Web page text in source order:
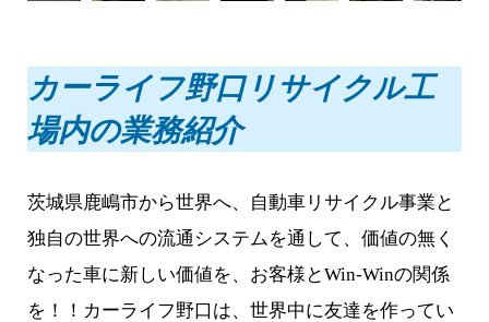
カーライフ野口リサイクル工
場内の業務紹介
茨城県鹿嶋市から世界へ、自動車リサイクル事業と
独自の世界への流通システムを通して、価値の無く
なった車に新しい価値を、お客様とWin-Winの関係
を！！カーライフ野口は、世界中に友達を作ってい